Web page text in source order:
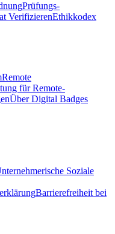
Prüfungs-
VerifizierenEthikkodex
Remote
für Remote-
Über Digital Badges
Soziale
Barrierefreiheit bei